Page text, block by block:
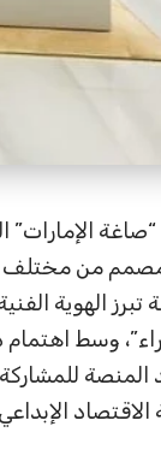
الإمارات”
تبرز الهوية
وسط اهتمام
للمشاركة